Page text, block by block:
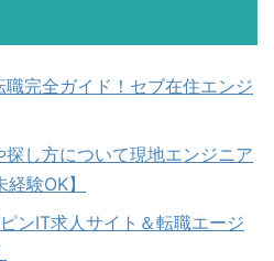
完全ガイド！セブ在住エンジ
し方について現地エンジニア
験OK】
ンIT求人サイト＆転職エージ